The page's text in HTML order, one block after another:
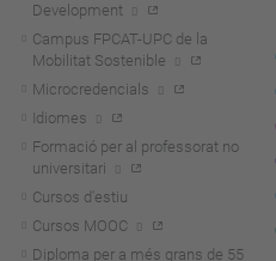
Development
Campus FPCAT-UPC de la
Mobilitat Sostenible
Microcredencials
Idiomes
Formació per al professorat no
universitari
Cursos d'estiu
Cursos MOOC
Diploma per a més grans de 55